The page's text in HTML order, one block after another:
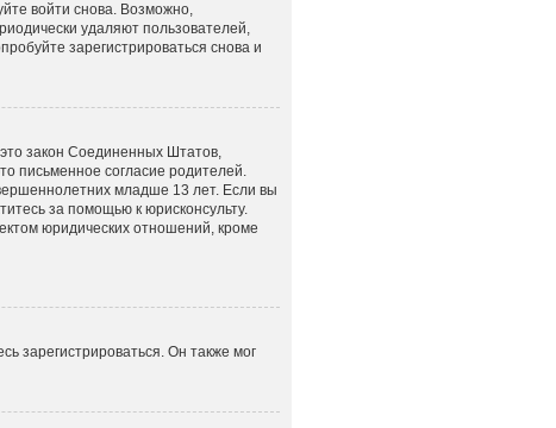
войти снова. Возможно,
удаляют пользователей,
зарегистрироваться снова и
закон Соединенных Штатов,
письменное согласие родителей.
младше 13 лет. Если вы
за помощью к юрисконсульту.
юридических отношений, кроме
зарегистрироваться. Он также мог